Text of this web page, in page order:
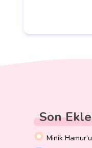
Son
Minik